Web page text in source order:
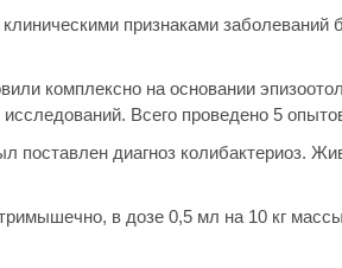
признаками заболеваний
комплексно на основании
Всего проведено 5
диагноз колибактериоз.
в дозе 0,5 мл на 10 кг